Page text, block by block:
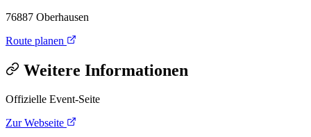
76887 Oberhausen
Route planen
Weitere Informationen
Offizielle Event-Seite
Zur Webseite